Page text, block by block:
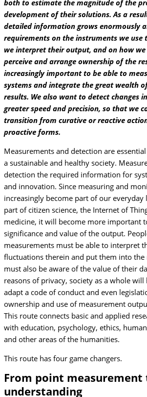
both to estimate the magnitude of the
development of their solutions. As a
detailed information grows enormously
requirements on the instruments we use
we interpret their output, and on how
perceive and arrange ownership of the
increasingly important to be able to
systems and integrate the great wealth
results. We also want to detect changes
greater speed and precision, so that we
transition from curative or reactive
proactive forms.
Measurements and detection are
a sustainable and healthy society.
detection the required information for
and innovation. Since measuring and
increasingly become part of our everyday
part of citizen science, the Internet of
medicine, it will become more important
significance and value of the output.
measurements must be able to interpret
fluctuations therein and put them into the
must also be aware of the value of their
reasons of privacy, society as a whole
adapt a code of conduct and even
ownership and use of measurement
This route connects basic and applied
with education, psychology, ethics,
and other areas of the humanities.
This route has four game changers.
From point measurement
understanding